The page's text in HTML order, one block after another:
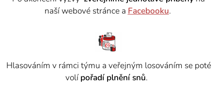
naší webové stránce a Facebooku.
Hlasováním v rámci týmu a veřejným losováním se poté
volípořadí plnění snů.